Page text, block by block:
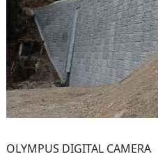
OLYMPUS DIGITAL CAMERA